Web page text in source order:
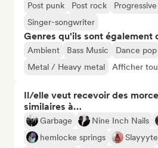
Post punk
Post rock
Singer-songwriter
Genres qu'ils sont également
Ambient Bass Music Dance pop
Metal / Heavy metal
Afficher
Il/elle veut recevoir des
similaires à…
Garbage Nine Inch Nails
hemlocke springs